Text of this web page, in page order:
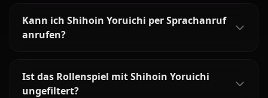
Kann ich Shihoin Yoruichi per Sprachanruf
anrufen?
Ist das Rollenspiel mit Shihoin Yoruichi
ungefiltert?